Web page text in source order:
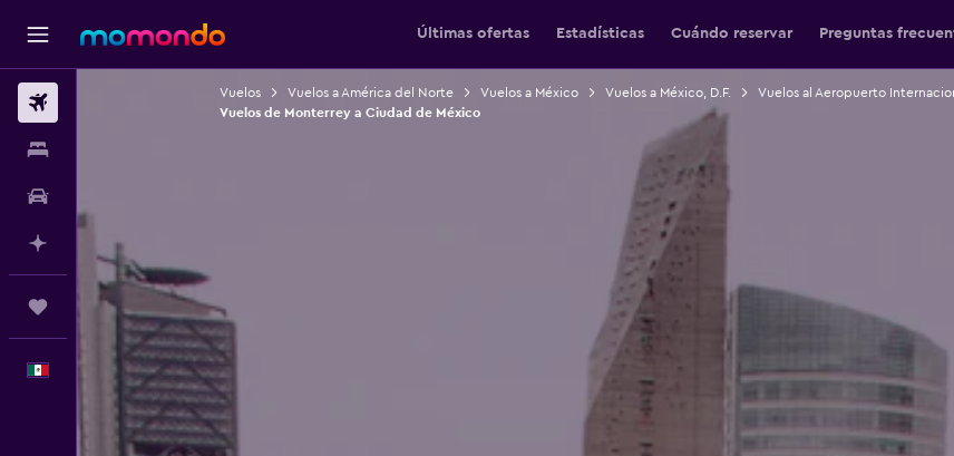
Últimas ofertas Estadísticas Cuándo reservar Preguntas
Planifica con IA
Trips
Español
Vuelos Vuelos a América del Norte Vuelos a México Vuelos a México, D.F.
Vuelos al Aeropuerto
Vuelos de Monterrey a Ciudad de México